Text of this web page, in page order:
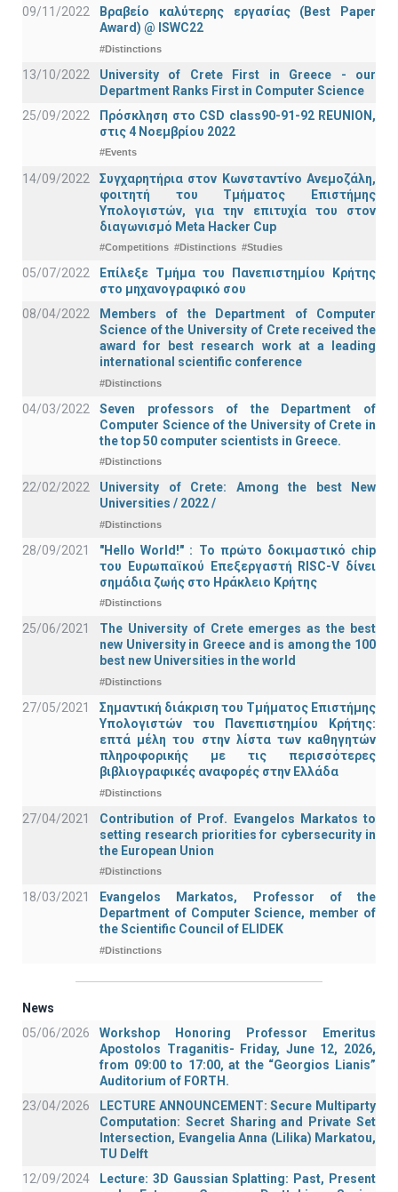
09/11/2022
Βραβείο καλύτερης εργασίας (Best Paper
Award) @ ISWC22
#Distinctions
13/10/2022
University of Crete First in Greece - our
Department Ranks First in Computer Science
25/09/2022
Πρόσκληση στο CSD class90-91-92 REUNION,
στις 4 Νοεμβρίου 2022
#Events
14/09/2022
Συγχαρητήρια στον Κωνσταντίνο Ανεμοζάλη,
φοιτητή του Τμήματος Επιστήμης
Υπολογιστών, για την επιτυχία του στον
διαγωνισμό Meta Hacker Cup
#Competitions #Distinctions #Studies
05/07/2022
Επίλεξε Τμήμα του Πανεπιστημίου Κρήτης
στο μηχανογραφικό σου
08/04/2022
Members of the Department of Computer
Science of the University of Crete received the
award for best research work at a leading
international scientific conference
#Distinctions
04/03/2022
Seven professors of the Department of
Computer Science of the University of Crete in
the top 50 computer scientists in Greece.
#Distinctions
22/02/2022
University of Crete: Among the best New
Universities / 2022 /
#Distinctions
28/09/2021
"Hello World!" : Το πρώτο δοκιμαστικό chip
του Ευρωπαϊκού Επεξεργαστή RISC-V δίνει
σημάδια ζωής στο Ηράκλειο Κρήτης
#Distinctions
25/06/2021
The University of Crete emerges as the best
new University in Greece and is among the 100
best new Universities in the world
#Distinctions
27/05/2021
Σημαντική διάκριση του Τμήματος Επιστήμης
Υπολογιστών του Πανεπιστημίου Κρήτης:
επτά μέλη του στην λίστα των καθηγητών
πληροφορικής με τις περισσότερες
βιβλιογραφικές αναφορές στην Ελλάδα
#Distinctions
27/04/2021
Contribution of Prof. Evangelos Markatos to
setting research priorities for cybersecurity in
the European Union
#Distinctions
18/03/2021
Evangelos Markatos, Professor of the
Department of Computer Science, member of
the Scientific Council of ELIDEK
#Distinctions
News
05/06/2026
Workshop Honoring Professor Emeritus
Apostolos Traganitis- Friday, June 12, 2026,
from 09:00 to 17:00, at the “Georgios Lianis”
Auditorium of FORTH.
23/04/2026
LECTURE ANNOUNCEMENT: Secure Multiparty
Computation: Secret Sharing and Private Set
Intersection, Evangelia Anna (Lilika) Markatou,
TU Delft
12/09/2024
Lecture: 3D Gaussian Splatting: Past, Present